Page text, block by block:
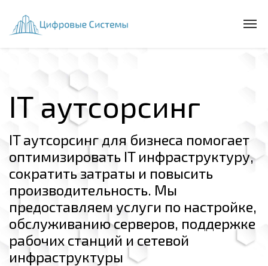
IT аутсорсинг
IT аутсорсинг для бизнеса помогает
оптимизировать IT инфраструктуру,
сократить затраты и повысить
производительность. Мы
предоставляем услуги по настройке,
обслуживанию серверов, поддержке
рабочих станций и сетевой
инфраструктуры